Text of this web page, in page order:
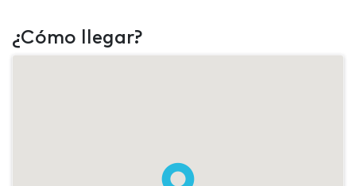
¿Cómo llegar?